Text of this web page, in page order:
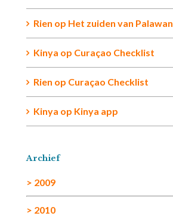
Rien op Het zuiden van Palawan
Kinya op Curaçao Checklist
Rien op Curaçao Checklist
Kinya op Kinya app
Archief
> 2009
> 2010